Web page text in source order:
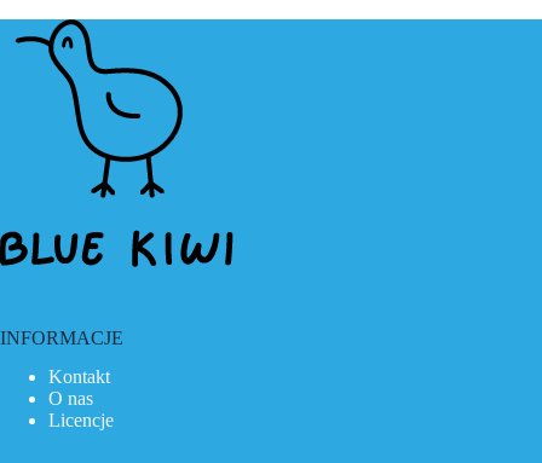
INFORMACJE
Kontakt
O nas
Licencje